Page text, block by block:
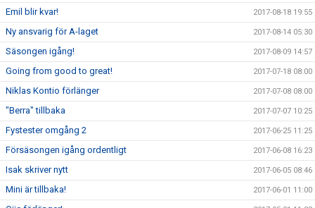
Emil blir kvar! 2017-08-18 19:55
Ny ansvarig för A-laget 2017-08-14 05:30
Säsongen igång! 2017-08-09 14:57
Going from good to great! 2017-07-18 08:00
Niklas Kontio förlänger 2017-07-08 08:00
"Berra" tillbaka 2017-07-07 10:25
Fystester omgång 2 2017-06-25 11:25
Försäsongen igång ordentligt 2017-06-08 16:23
Isak skriver nytt 2017-06-05 08:46
Mini är tillbaka! 2017-06-01 11:00